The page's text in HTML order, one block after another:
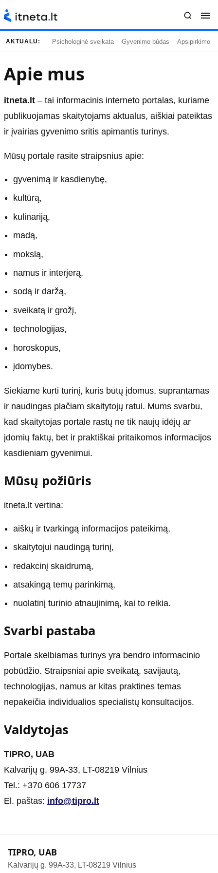
Turinys
Naujausi straipsniai
Gyvenimas
Įdomybės
Mokslas
Horoskopai
Kulinarija
Technologijos
Vasaros mada
Populiaru
Kultūra
Sodas ir daržas
Sveikata ir grožis
Tvari mada
Redakcija
Apie mus
Autoriai
Redakcinė politika
Dirbtinis intelektas
AKTUALU: Psichologinė sveikata Gyvenimo būdas Apsipirkimo
Apie mus
itneta.lt – tai informacinis interneto portalas, kuriame
publikuojamas skaitytojams aktualus, aiškiai pateiktas
ir įvairias gyvenimo sritis apimantis turinys.
Mūsų portale rasite straipsnius apie:
gyvenimą ir kasdienybę,
kultūrą,
kulinariją,
madą,
mokslą,
namus ir interjerą,
sodą ir daržą,
sveikatą ir grožį,
technologijas,
horoskopus,
įdomybes.
Siekiame kurti turinį, kuris būtų įdomus, suprantamas
ir naudingas plačiam skaitytojų ratui. Mums svarbu,
kad skaitytojas portale rastų ne tik naujų idėjų ar
įdomių faktų, bet ir praktiškai pritaikomos informacijos
kasdieniam gyvenimui.
Mūsų požiūris
itneta.lt vertina:
aiškų ir tvarkingą informacijos pateikimą,
skaitytojui naudingą turinį,
redakcinį skaidrumą,
atsakingą temų parinkimą,
nuolatinį turinio atnaujinimą, kai to reikia.
Svarbi pastaba
Portale skelbiamas turinys yra bendro informacinio
pobūdžio. Straipsniai apie sveikatą, savijautą,
technologijas, namus ar kitas praktines temas
nepakeičia individualios specialistų konsultacijos.
Valdytojas
TIPRO, UAB
Kalvarijų g. 99A-33, LT-08219 Vilnius
Tel.: +370 606 17737
El. paštas: info@tipro.lt
TIPRO, UAB
Kalvarijų g. 99A-33, LT-08219 Vilnius